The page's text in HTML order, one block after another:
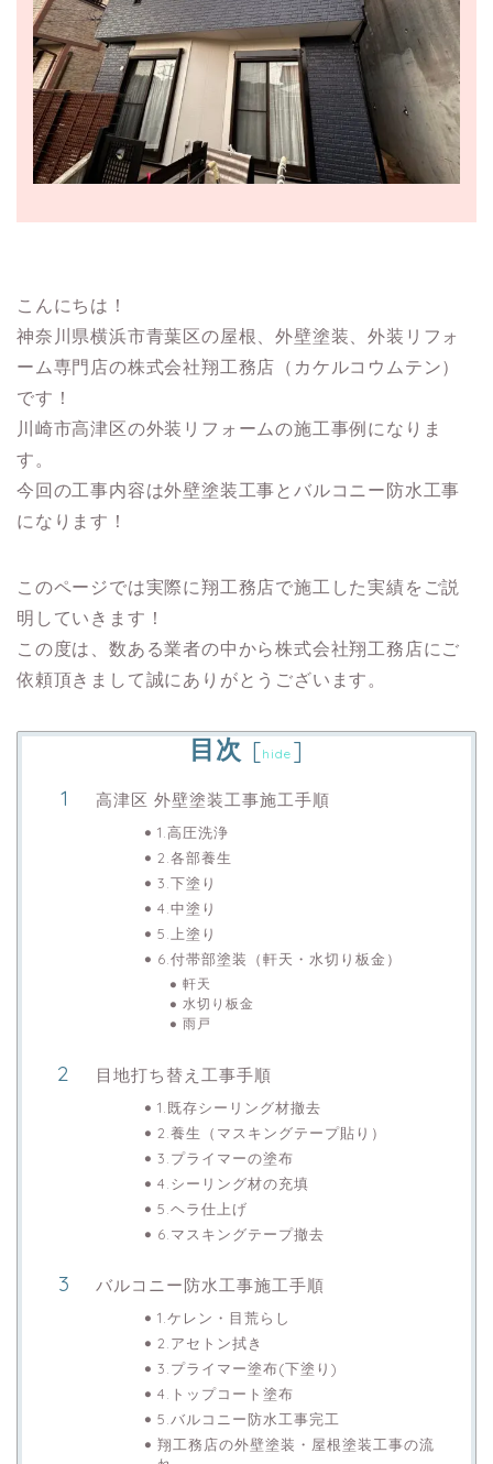
こんにちは！
神奈川県横浜市青葉区の屋根、外壁塗装、外装リフォ
ーム専門店の株式会社翔工務店（カケルコウムテン）
です！
川崎市高津区の外装リフォームの施工事例になりま
す。
今回の工事内容は外壁塗装工事とバルコニー防水工事
になります！
このページでは実際に翔工務店で施工した実績をご説
明していきます！
この度は、数ある業者の中から株式会社翔工務店にご
依頼頂きまして誠にありがとうございます。
目次 [hide ]
高津区 外壁塗装工事施工手順
1.高圧洗浄
2.各部養生
3.下塗り
4.中塗り
5.上塗り
6.付帯部塗装（軒天・水切り板金）
軒天
水切り板金
雨戸
目地打ち替え工事手順
1.既存シーリング材撤去
2.養生（マスキングテープ貼り）
3.プライマーの塗布
4.シーリング材の充填
5.ヘラ仕上げ
6.マスキングテープ撤去
バルコニー防水工事施工手順
1.ケレン・目荒らし
2.アセトン拭き
3.プライマー塗布(下塗り)
4.トップコート塗布
5.バルコニー防水工事完工
翔工務店の外壁塗装・屋根塗装工事の流